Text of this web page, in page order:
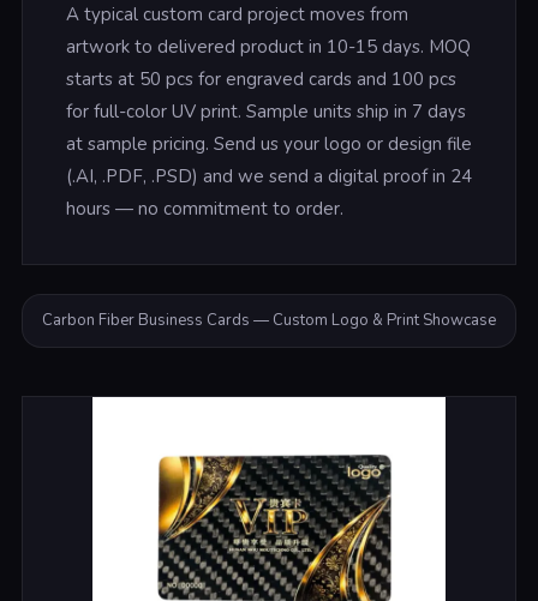
A typical custom card project moves from
artwork to delivered product in 10-15 days. MOQ
starts at 50 pcs for engraved cards and 100 pcs
for full-color UV print. Sample units ship in 7 days
at sample pricing. Send us your logo or design file
(.AI, .PDF, .PSD) and we send a digital proof in 24
hours — no commitment to order.
Carbon Fiber Business Cards — Custom Logo & Print Showcase